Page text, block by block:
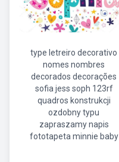
type letreiro decorativo
nomes nombres
decorados decorações
sofia jess soph 123rf
quadros konstrukcji
ozdobny typu
zapraszamy napis
fototapeta minnie baby